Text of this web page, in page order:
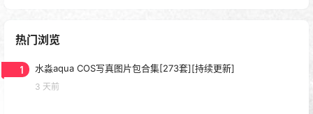
热门浏览
1 水淼aqua COS写真图片包合集[273套][持续更新]
3 天前